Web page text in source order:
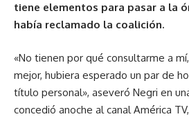
tiene elementos para pasar a la
había reclamado la coalición.
«No tienen por qué consultarme a
mejor, hubiera esperado un par de
título personal», aseveró Negri en
concedió anoche al canal América